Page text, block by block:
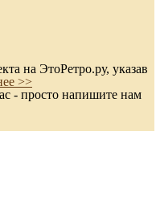
на ЭтоРетро.ру, указав
>>
- просто напишите нам